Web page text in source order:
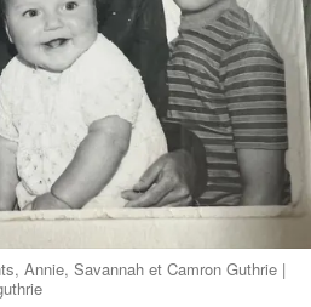
Annie, Savannah et Camron Guthrie |